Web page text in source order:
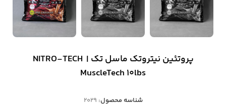
پروتئین نیتروتک ماسل تک | NITRO-TECH
MuscleTech 10lbs
شناسه محصول: 2029